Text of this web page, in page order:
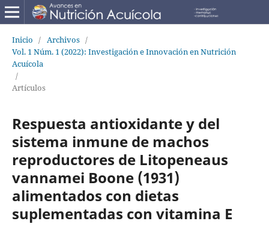
Inicio / Archivos /
Vol. 1 Núm. 1 (2022): Investigación e Innovación en Nutrición
Acuícola
/
Artículos
Respuesta antioxidante y del
sistema inmune de machos
reproductores de Litopeneaus
vannamei Boone (1931)
alimentados con dietas
suplementadas con vitamina E